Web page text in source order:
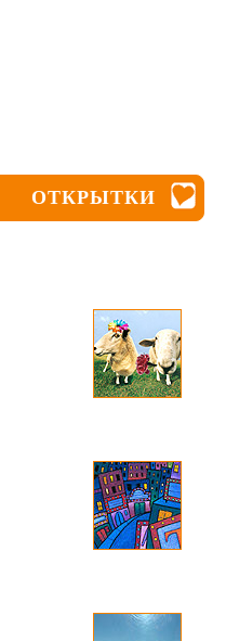
ОТКРЫТКИ